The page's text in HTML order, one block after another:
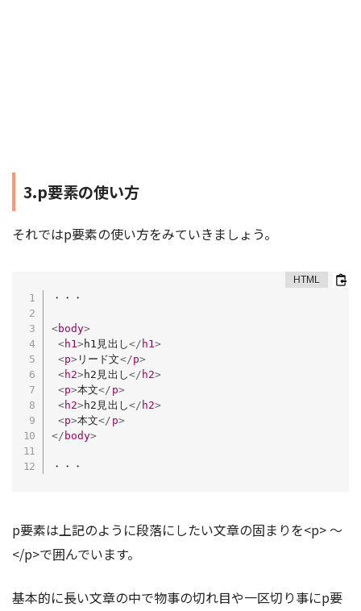
3.p要素の使い方
それではp要素の使い方をみていきましょう。
・・・
<body>
<h1> h1見出し</ h1>
<p> リード文</p>
<h2> h2見出し</ h2>
<p>本文</ p>
<h2> h2見出し</ h2>
<p>本文</ p>
</ body>
・・・
p要素は上記のように段落にしたい文章の固まりを<p> 〜
</p>で囲んでいます。
基本的に長い文章の中で物事の切れ目や一区切り事にp要